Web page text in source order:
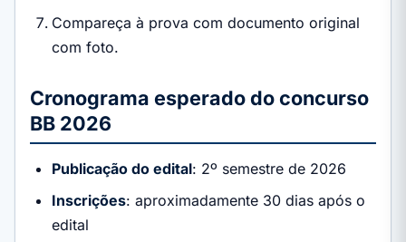
Compareça à prova com documento original
com foto.
Cronograma esperado do concurso
BB 2026
Publicação do edital: 2º semestre de 2026
Inscrições: aproximadamente 30 dias após o
edital